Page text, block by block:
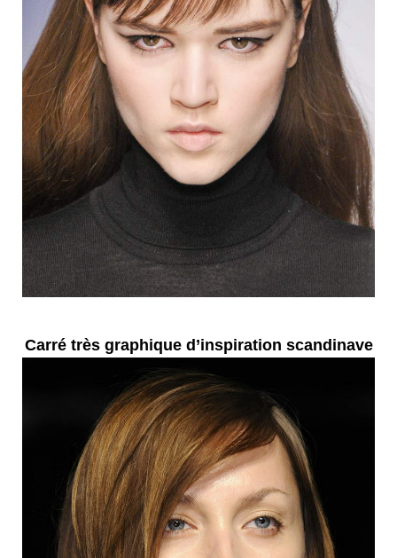
Carré très graphique d’inspiration scandinave